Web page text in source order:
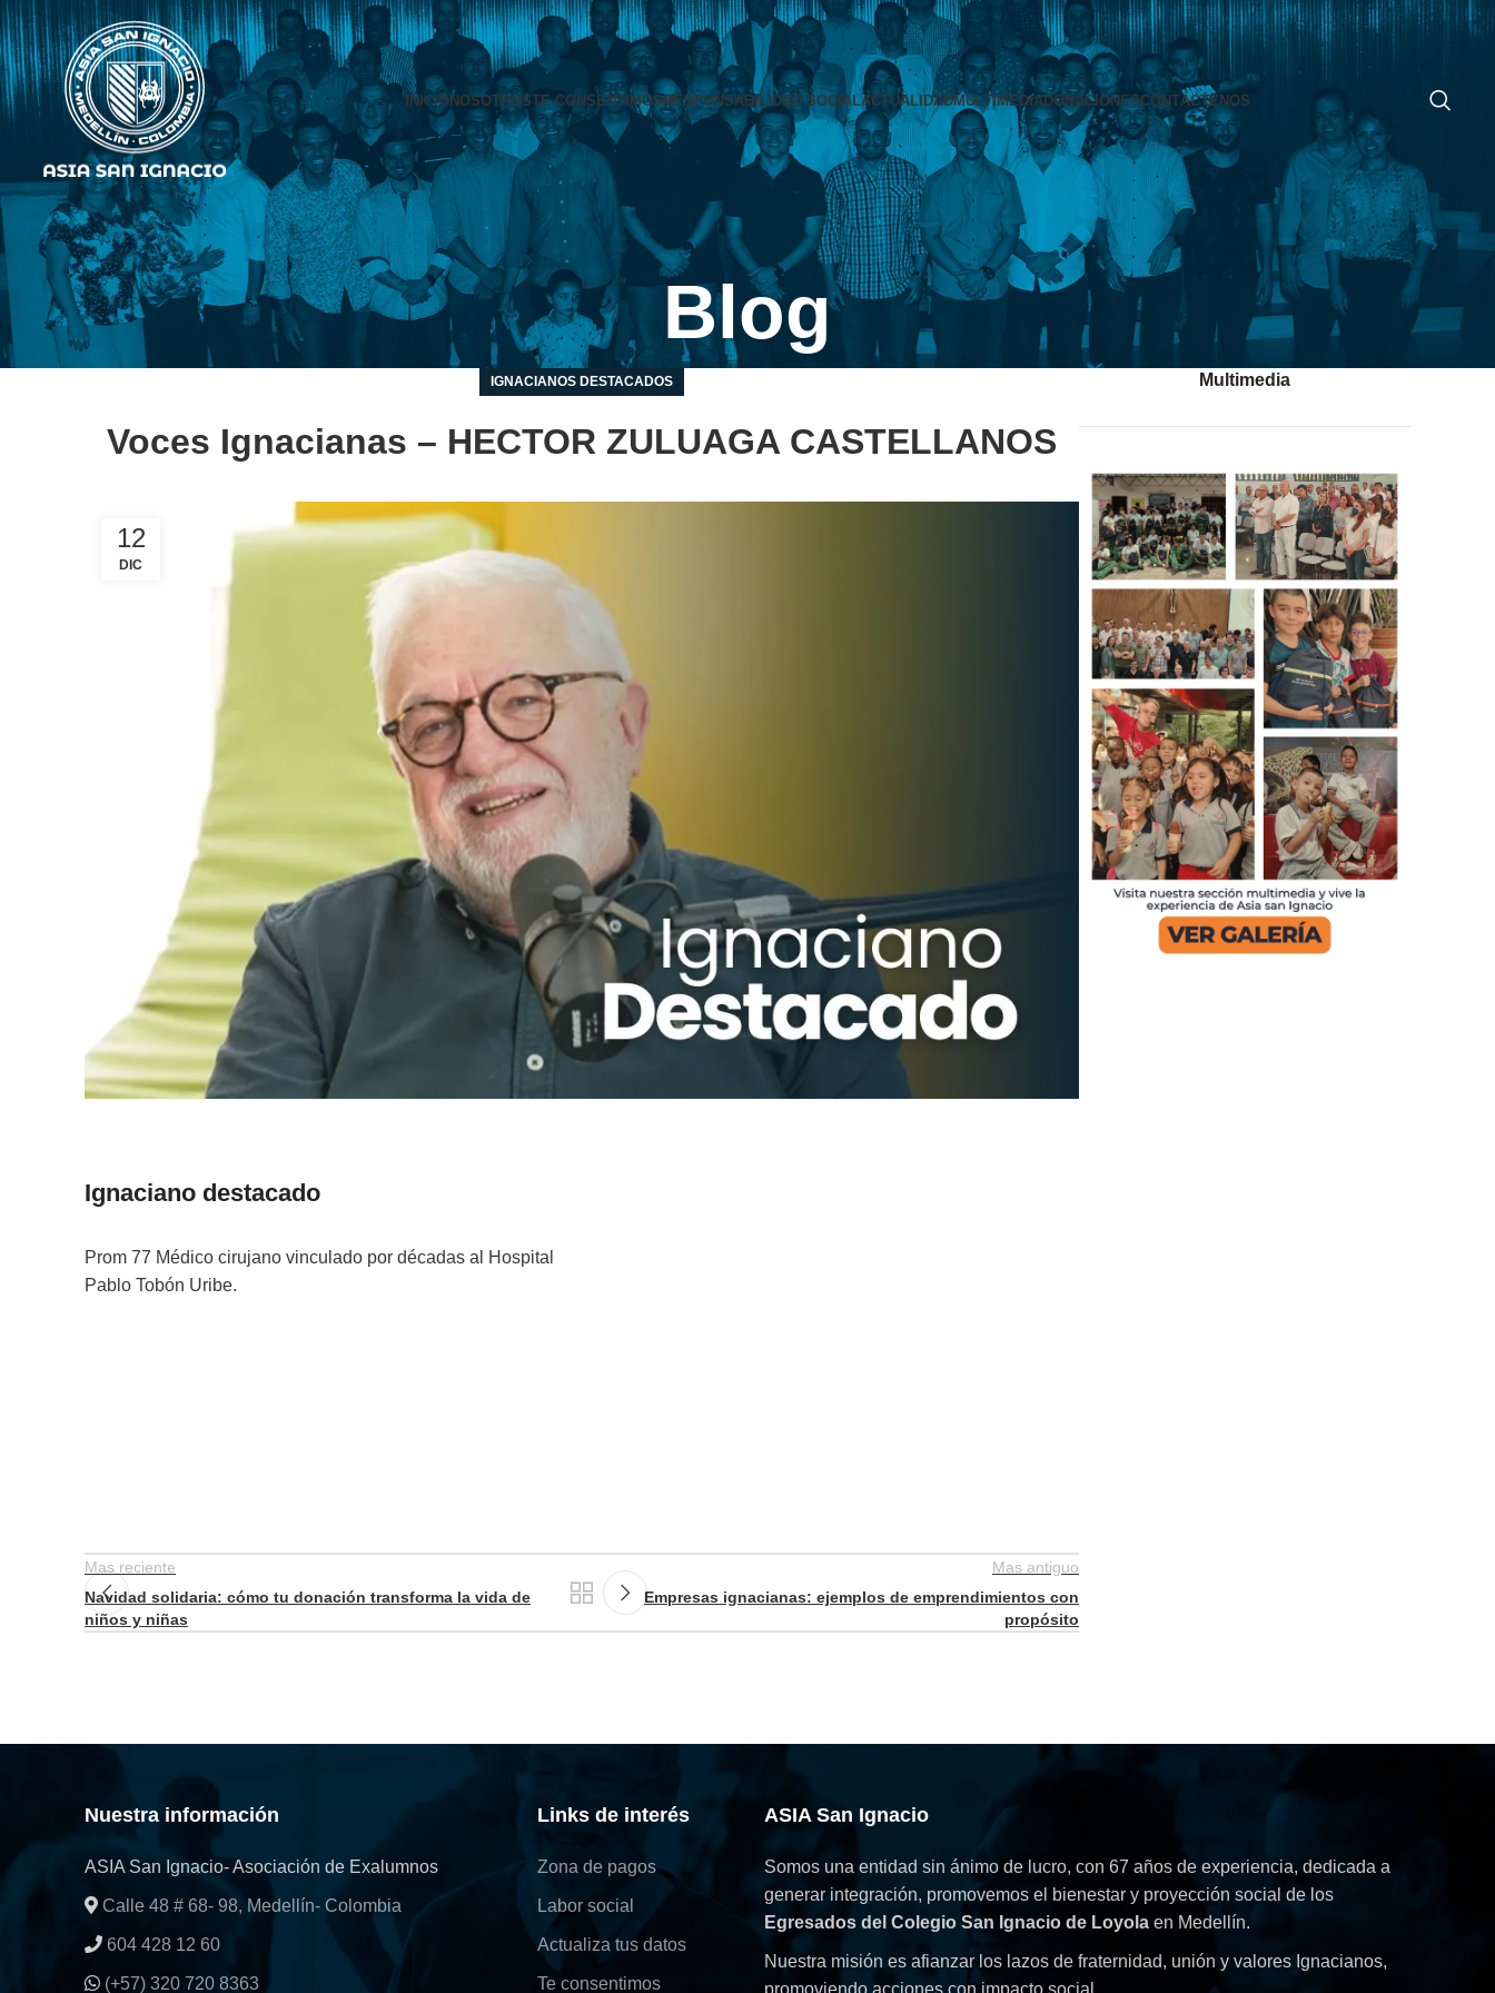
INICIONOSOTROSTE CONSENTIMOSRESPONSABILIDAD SOCIALACTUALIDADMULTIMEDIADONACIONESCONTÁCTENOS
Blog
IGNACIANOS DESTACADOS
Voces Ignacianas – HECTOR ZULUAGA CASTELLANOS
12
DIC
Ignaciano destacado
Prom 77 Médico cirujano vinculado por décadas al Hospital
Pablo Tobón Uribe.
Mas reciente
Navidad solidaria: cómo tu donación transforma la vida de
niños y niñas
Mas antiguo
Empresas ignacianas: ejemplos de emprendimientos con
propósito
Multimedia
Nuestra información
ASIA San Ignacio- Asociación de Exalumnos
Calle 48 # 68- 98, Medellín- Colombia
604 428 12 60
(+57) 320 720 8363
Links de interés
Zona de pagos
Labor social
Actualiza tus datos
Te consentimos
ASIA San Ignacio
Somos una entidad sin ánimo de lucro, con 67 años de experiencia, dedicada a
generar integración, promovemos el bienestar y proyección social de los
Egresados del Colegio San Ignacio de Loyolaen Medellín.
Nuestra misión es afianzar los lazos de fraternidad, unión y valores Ignacianos,
promoviendo acciones con impacto social.